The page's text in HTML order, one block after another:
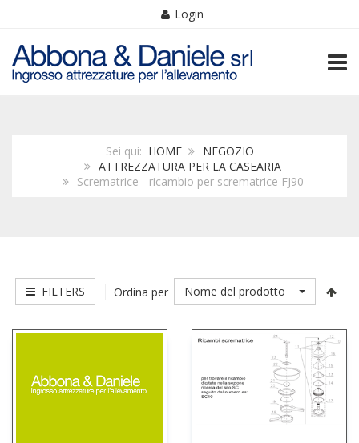
Login
Sei qui: HOME
NEGOZIO
ATTREZZATURA PER LA CASEARIA
Scrematrice - ricambio per scrematrice FJ90
FILTERS Ordina per Nome del prodotto